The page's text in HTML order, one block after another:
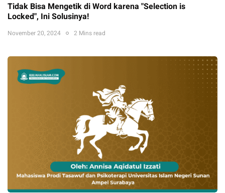
Tidak Bisa Mengetik di Word karena "Selection is
Locked", Ini Solusinya!
November 20, 2024 2 Mins read